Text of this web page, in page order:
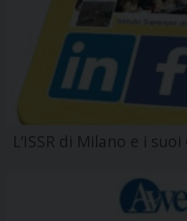
L’ISSR di Milano e i